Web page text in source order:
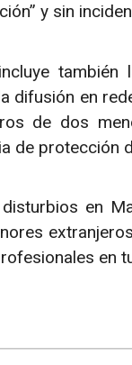
y sin
también
difusión en
de dos
de protección
en
en